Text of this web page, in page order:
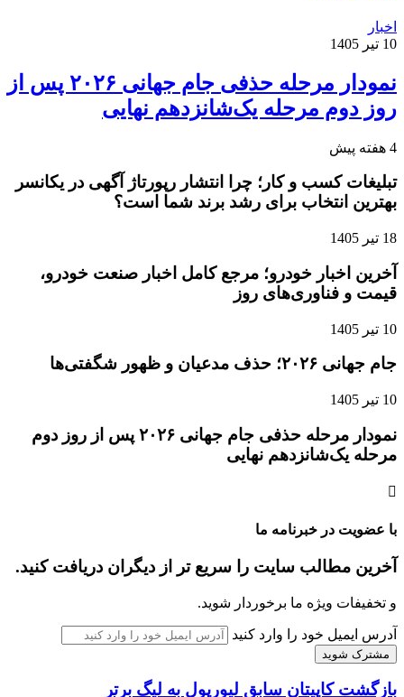
اخبار
10 تیر 1405
نمودار مرحله حذفی جام جهانی ۲۰۲۶ پس از
روز دوم مرحله یک‌شانزدهم نهایی
4 هفته پیش
تبلیغات کسب و کار؛ چرا انتشار رپورتاژ آگهی در یکانسر
بهترین انتخاب برای رشد برند شما است؟
18 تیر 1405
آخرین اخبار خودرو؛ مرجع کامل اخبار صنعت خودرو،
قیمت و فناوری‌های روز
10 تیر 1405
جام جهانی ۲۰۲۶؛ حذف مدعیان و ظهور شگفتی‌ها
10 تیر 1405
نمودار مرحله حذفی جام جهانی ۲۰۲۶ پس از روز دوم
مرحله یک‌شانزدهم نهایی
با عضویت در خبرنامه ما
آخرین مطالب سایت را سریع تر از دیگران دریافت کنید.
و تخفیفات ویژه ما برخوردار شوید.
آدرس ایمیل خود را وارد کنید
بازگشت کاپیتان سابق لیورپول به لیگ برتر